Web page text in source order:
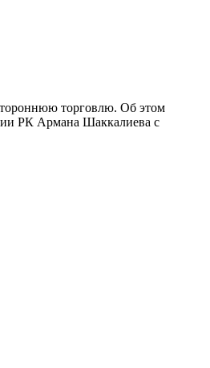
торговлю. Об этом
РК Армана Шаккалиева с